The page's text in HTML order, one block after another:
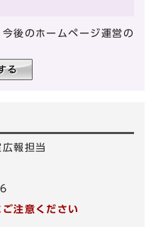
後のホームページ運営の
報担当
注意ください